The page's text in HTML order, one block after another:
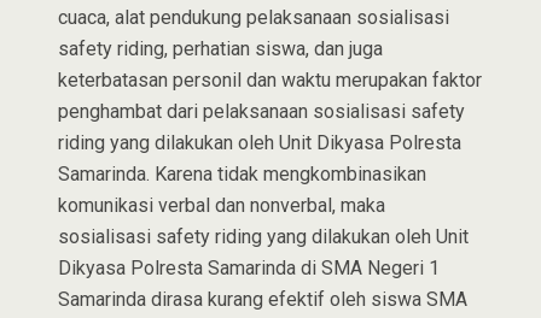
cuaca, alat pendukung pelaksanaan sosialisasi
safety riding, perhatian siswa, dan juga
keterbatasan personil dan waktu merupakan faktor
penghambat dari pelaksanaan sosialisasi safety
riding yang dilakukan oleh Unit Dikyasa Polresta
Samarinda. Karena tidak mengkombinasikan
komunikasi verbal dan nonverbal, maka
sosialisasi safety riding yang dilakukan oleh Unit
Dikyasa Polresta Samarinda di SMA Negeri 1
Samarinda dirasa kurang efektif oleh siswa SMA